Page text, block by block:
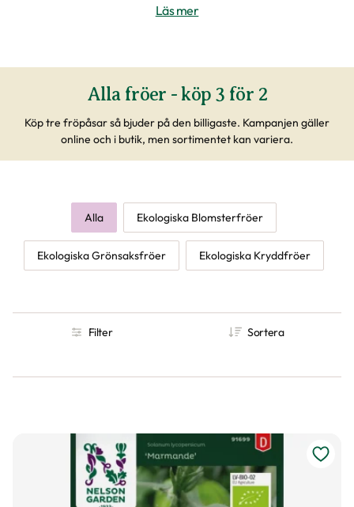
Läs mer
Alla fröer - köp 3 för 2
Köp tre fröpåsar så bjuder på den billigaste. Kampanjen gäller
online och i butik, men sortimentet kan variera.
Alla Ekologiska Blomsterfröer
Ekologiska Grönsaksfröer Ekologiska Kryddfröer
Filter Sortera